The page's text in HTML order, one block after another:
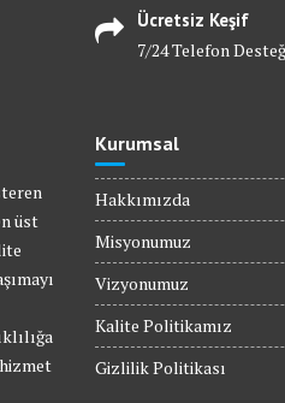
Ücretsiz Keşif
7/24 Telefon
üst
Kurumsal
Hakkımızda
Misyonumuz
Vizyonumuz
Kalite Politikamız
Gizlilik Politikası